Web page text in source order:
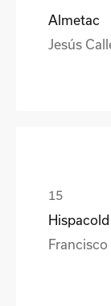
Almetac
Jesús
Hispacold
Francisco